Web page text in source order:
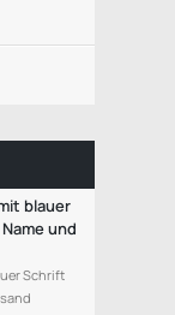
blauer
und
Schrift